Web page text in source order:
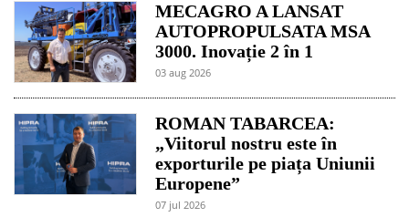
MECAGRO A LANSAT
AUTOPROPULSATA MSA
3000. Inovație 2 în 1
03 aug 2026
ROMAN TABARCEA:
„Viitorul nostru este în
exporturile pe piața Uniunii
Europene”
07 jul 2026